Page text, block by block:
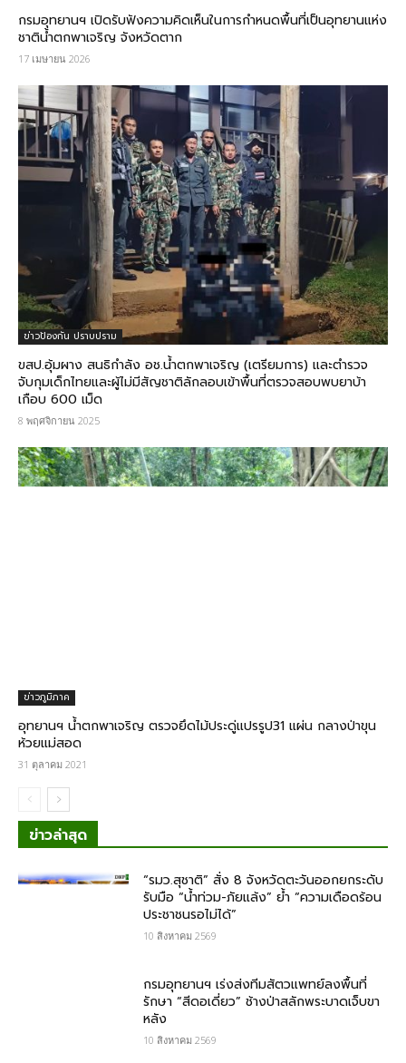
กรมอุทยานฯ เปิดรับฟังความคิดเห็นในการกำหนดพื้นที่เป็นอุทยานแห่ง
ชาติน้ำตกพาเจริญ จังหวัดตาก
17 เมษายน 2026
ข่าวป้องกัน ปราบปราม
ขสป.อุ้มผาง สนธิกำลัง อช.น้ำตกพาเจริญ (เตรียมการ) และตำรวจ
จับกุมเด็กไทยและผู้ไม่มีสัญชาติลักลอบเข้าพื้นที่ตรวจสอบพบยาบ้า
เกือบ 600 เม็ด
8 พฤศจิกายน 2025
ข่าวภูมิภาค
อุทยานฯ น้ำตกพาเจริญ ตรวจยึดไม้ประดู่แปรรูป31 แผ่น กลางป่าขุน
ห้วยแม่สอด
31 ตุลาคม 2021
ข่าวล่าสุด
“รมว.สุชาติ” สั่ง 8 จังหวัดตะวันออกยกระดับ
รับมือ “น้ำท่วม-ภัยแล้ง” ย้ำ “ความเดือดร้อน
ประชาชนรอไม่ได้”
10 สิงหาคม 2569
กรมอุทยานฯ เร่งส่งทีมสัตวแพทย์ลงพื้นที่
รักษา “สีดอเดี่ยว” ช้างป่าสลักพระบาดเจ็บขา
หลัง
10 สิงหาคม 2569